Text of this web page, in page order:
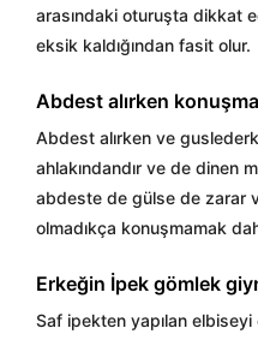
arasındaki oturuşta dikkat
eksik kaldığından fasit olur.
Abdest alırken
Abdest alırken ve
ahlakındandır ve de dinen
abdeste de gülse de zarar
olmadıkça konuşmamak
Erkeğin İpek gömlek
Saf ipekten yapılan